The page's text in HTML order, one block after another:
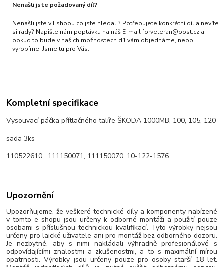
Nenašli jste požadovaný díl?
Nenašli jste v Eshopu co jste hledali? Potřebujete konkrétní díl a nevíte
si rady? Napište nám poptávku na náš E-mail forveteran@post.cz a
pokud to bude v našich možnostech díl vám objednáme, nebo
vyrobíme. Jsme tu pro Vás.
Kompletní specifikace
Vysouvací páčka přítlačného talíře ŠKODA 1000MB, 100, 105, 120
sada 3ks
110522610 , 111150071, 111150070, 10-122-1576
Upozornění
Upozorňujeme, že veškeré technické díly a komponenty nabízené
v tomto e-shopu jsou určeny k odborné montáži a použití pouze
osobami s příslušnou technickou kvalifikací. Tyto výrobky nejsou
určeny pro laické uživatele ani pro montáž bez odborného dozoru.
Je nezbytné, aby s nimi nakládali výhradně profesionálové s
odpovídajícími znalostmi a zkušenostmi, a to s maximální mírou
opatrnosti. Výrobky jsou určeny pouze pro osoby starší 18 let.